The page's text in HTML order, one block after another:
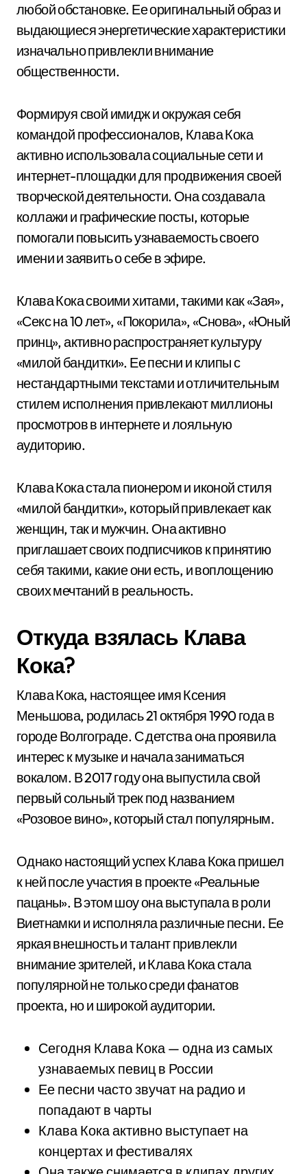
любой обстановке. Ее оригинальный образ и
выдающиеся энергетические характеристики
изначально привлекли внимание
общественности.
Формируя свой имидж и окружая себя
командой профессионалов, Клава Кока
активно использовала социальные сети и
интернет-площадки для продвижения своей
творческой деятельности. Она создавала
коллажи и графические посты, которые
помогали повысить узнаваемость своего
имени и заявить о себе в эфире.
Клава Кока своими хитами, такими как «Зая»,
«Секс на 10 лет», «Покорила», «Снова», «Юный
принц», активно распространяет культуру
«милой бандитки». Ее песни и клипы с
нестандартными текстами и отличительным
стилем исполнения привлекают миллионы
просмотров в интернете и лояльную
аудиторию.
Клава Кока стала пионером и иконой стиля
«милой бандитки», который привлекает как
женщин, так и мужчин. Она активно
приглашает своих подписчиков к принятию
себя такими, какие они есть, и воплощению
своих мечтаний в реальность.
Откуда взялась Клава
Кока?
Клава Кока, настоящее имя Ксения
Меньшова, родилась 21 октября 1990 года в
городе Волгограде. С детства она проявила
интерес к музыке и начала заниматься
вокалом. В 2017 году она выпустила свой
первый сольный трек под названием
«Розовое вино», который стал популярным.
Однако настоящий успех Клава Кока пришел
к ней после участия в проекте «Реальные
пацаны». В этом шоу она выступала в роли
Виетнамки и исполняла различные песни. Ее
яркая внешность и талант привлекли
внимание зрителей, и Клава Кока стала
популярной не только среди фанатов
проекта, но и широкой аудитории.
Сегодня Клава Кока — одна из самых
узнаваемых певиц в России
Ее песни часто звучат на радио и
попадают в чарты
Клава Кока активно выступает на
концертах и фестивалях